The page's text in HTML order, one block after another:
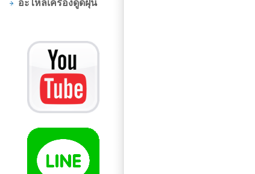
อะไหล่เครื่องดูดฝุ่น